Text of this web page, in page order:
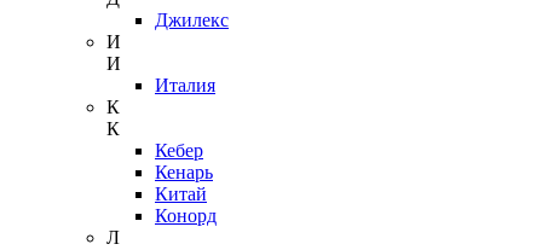
Джилекс
И
И
Италия
К
К
Кебер
Кенарь
Китай
Конорд
Л